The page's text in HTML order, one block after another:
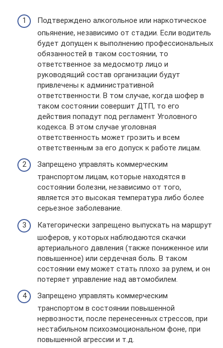
Подтверждено алкогольное или наркотическое
опьянение, независимо от стадии. Если водитель
будет допущен к выполнению профессиональных
обязанностей в таком состоянии, то
ответственное за медосмотр лицо и
руководящий состав организации будут
привлечены к административной
ответственности. В том случае, когда шофер в
таком состоянии совершит ДТП, то его
действия попадут под регламент Уголовного
кодекса. В этом случае уголовная
ответственность может грозить и всем
ответственным за его допуск к работе лицам.
Запрещено управлять коммерческим
транспортом лицам, которые находятся в
состоянии болезни, независимо от того,
является это высокая температура либо более
серьезное заболевание.
Категорически запрещено выпускать на маршрут
шоферов, у которых наблюдаются скачки
артериального давления (также пониженное или
повышенное) или сердечная боль. В таком
состоянии ему может стать плохо за рулем, и он
потеряет управление над автомобилем.
Запрещено управлять коммерческим
транспортом в состоянии повышенной
нервозности, после перенесенных стрессов, при
нестабильном психоэмоциональном фоне, при
повышенной агрессии и т.д.